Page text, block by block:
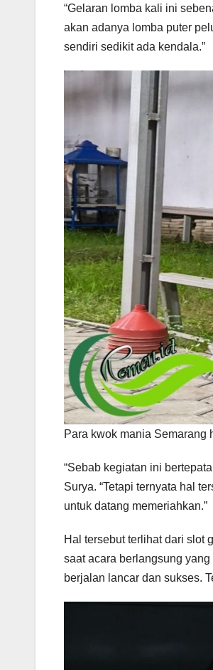
“Gelaran lomba kali ini
akan adanya lomba puter
sendiri sedikit ada kendala.”
Para kwok mania Semarang
“Sebab kegiatan ini
Surya. “Tetapi ternyata hal
untuk datang memeriahkan.”
Hal tersebut terlihat dari slot
saat acara berlangsung
berjalan lancar dan sukses.